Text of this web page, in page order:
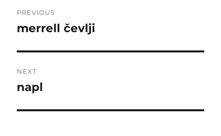
navigation
PREVIOUS
Previous
merrell čevlji
NEXT
Next
napl